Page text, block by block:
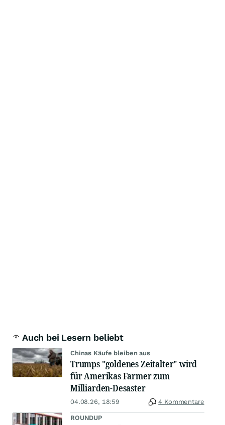
Auch bei Lesern beliebt
Chinas Käufe bleiben aus
Trumps "goldenes Zeitalter" wird
für Amerikas Farmer zum
Milliarden-Desaster
04.08.26, 18:59 4 Kommentare
ROUNDUP